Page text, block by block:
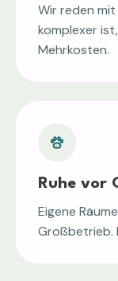
Wir reden mit
komplexer
Mehrkosten.
Ruhe vor
Eigene
Großbetrieb.